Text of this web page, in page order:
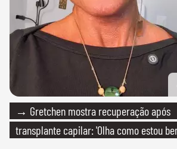
→ Gretchen mostra recuperação após
transplante capilar: 'Olha como estou